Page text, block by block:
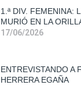
1.ª DIV. FEMENINA:
MURIÓ EN LA
17/06/2026
ENTREVISTANDO A
HERRERA EGAÑA